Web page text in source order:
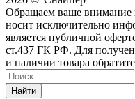
Обращаем ваше внимание
носит исключительно
является публичной
ст.437 ГК РФ. Для
и наличии товара
Найти